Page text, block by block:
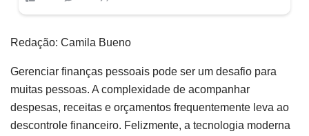
Redação: Camila Bueno
Gerenciar finanças pessoais pode ser um desafio para
muitas pessoas. A complexidade de acompanhar
despesas, receitas e orçamentos frequentemente leva ao
descontrole financeiro. Felizmente, a tecnologia moderna